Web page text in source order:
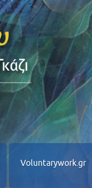
Voluntarywork.gr